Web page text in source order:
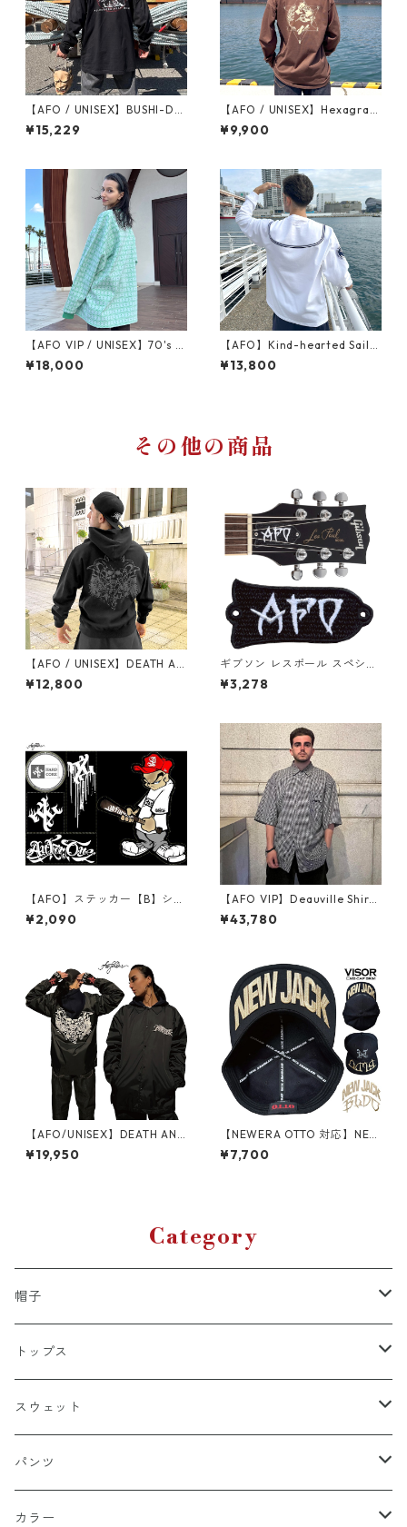
【AFO / UNISEX】BUSHI-DO
KUSUNOKI TEE
¥15,229
【AFO / UNISEX】Hexagram
Magic L/S Tee
¥9,900
【AFO VIP / UNISEX】70's t
aste Showa Retro L/S TEE
¥18,000
【AFO】Kind-hearted Sailo
r L/S TEE / セーラー 水兵
¥13,800
その他の商品
【AFO / UNISEX】DEATH AN
GEL HOODIE デス エンジェル
ス プルオーバーパーカー ウラ
¥12,800
ギブソン レスポール スペシャ
ル トラスロッドカバー / Gibs
on対応 Les Paul Special Trus
¥3,278
【AFO】ステッカー【B】シー
ル ニューエラシール ハードコ
ア スケーター ヒップホップ H
¥2,090
【AFO VIP】Deauville Shirts
【BLACK】
¥43,780
【AFO/UNISEX】DEATH ANG
EL COACH JACKET EMB / 刺
繍 コーチ ジャケット（裏地
¥19,950
【NEWERA OTTO 対応】NEW
JACK VISOR WAPPEN バイザ
ーアーチ ワッペン ロゴ ツバ裏
¥7,700
Category
帽子
キャップ
スナップバック
フィッテド（サイズ調整無）
ドゥラグ
スカルキャップ
ハンチング
トップス
Ｔシャツ
半袖
長袖
シャツ（半袖）
シャツ（長袖）
スウェット
トレーナー
パーカー
パンツ
ハーフ
カラー